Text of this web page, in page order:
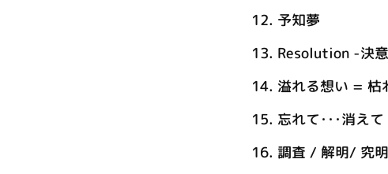
12. 予知夢
13. Resolution -決
14. 溢れる想い = 枯
15. 忘れて･･･消えて
16. 調査 / 解明/ 究明